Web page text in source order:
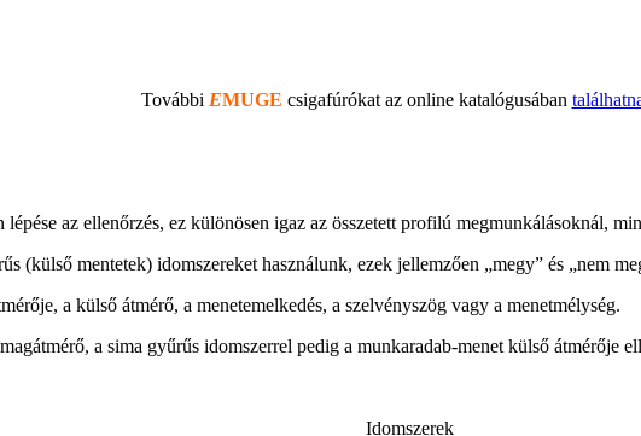
További EMUGE csigafúrókat az online katalógusában
az ellenőrzés, ez különösen igaz az összetett profilú megmunkálásoknál,
(külső mentetek) idomszereket használunk, ezek jellemzően „megy” és „nem
a külső átmérő, a menetemelkedés, a szelvényszög vagy a menetmélység.
a sima gyűrűs idomszerrel pedig a munkaradab-menet külső átmérője